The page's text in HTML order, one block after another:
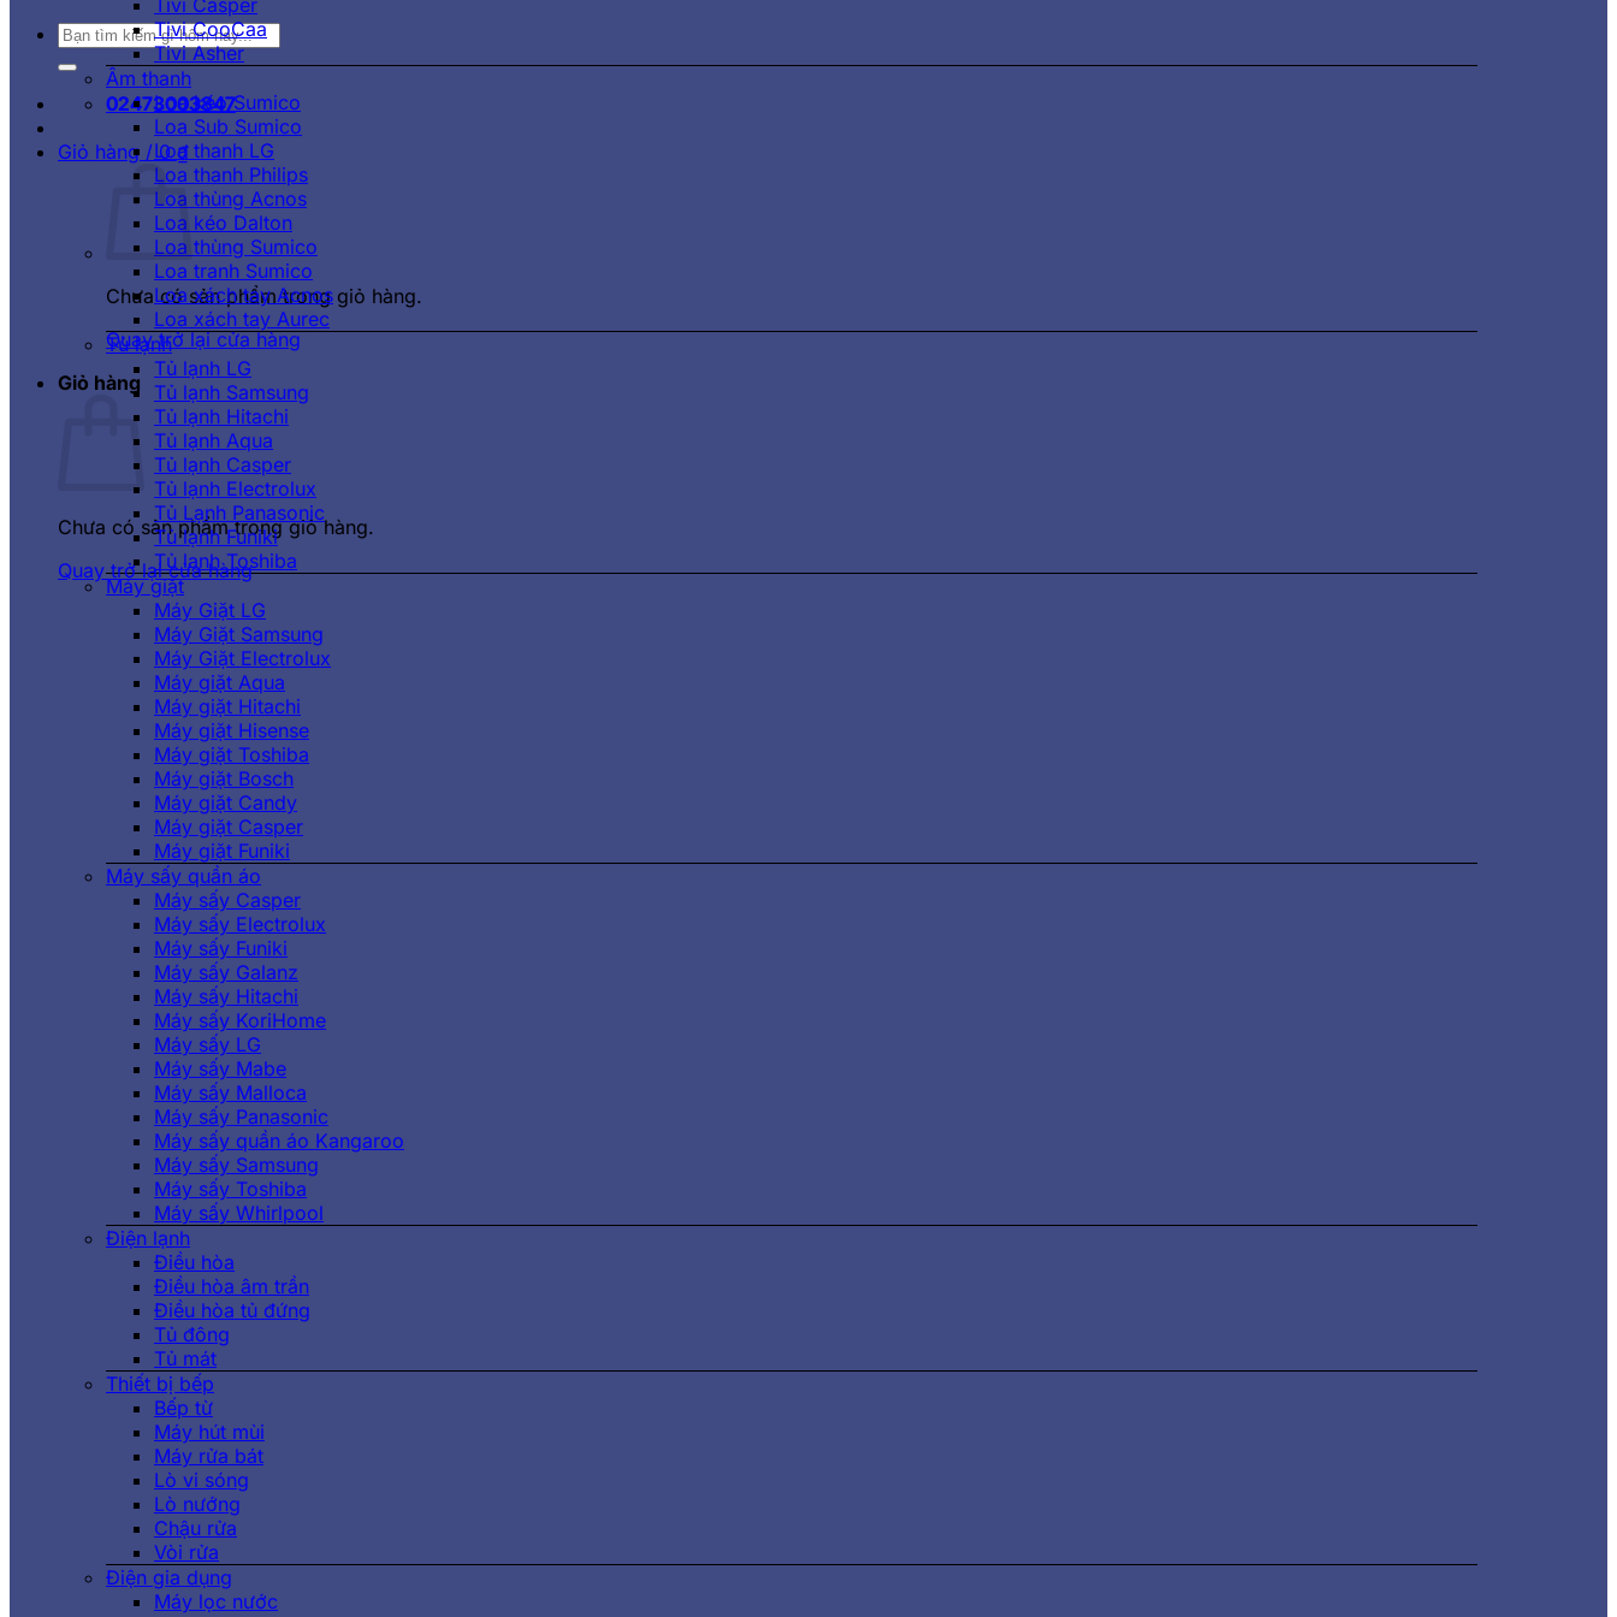
Tìm
02473003847
Giỏ hàng /0₫
Chưa có sản phẩm trong giỏ hàng.
Quay trở lại cửa hàng
Giỏ hàng
Chưa có sản phẩm trong giỏ hàng.
Quay trở lại cửa hàng
Tivi Casper
Tivi CooCaa
Tivi Asher
Âm thanh
Loa kéo Sumico
Loa Sub Sumico
Loa thanh LG
Loa thanh Philips
Loa thùng Acnos
Loa kéo Dalton
Loa thùng Sumico
Loa tranh Sumico
Loa xách tay Acnos
Loa xách tay Aurec
Tủ lạnh
Tủ lạnh LG
Tủ lạnh Samsung
Tủ lạnh Hitachi
Tủ lạnh Aqua
Tủ lạnh Casper
Tủ lạnh Electrolux
Tủ Lạnh Panasonic
Tủ lạnh Funiki
Tủ lạnh Toshiba
Máy giặt
Máy Giặt LG
Máy Giặt Samsung
Máy Giặt Electrolux
Máy giặt Aqua
Máy giặt Hitachi
Máy giặt Hisense
Máy giặt Toshiba
Máy giặt Bosch
Máy giặt Candy
Máy giặt Casper
Máy giặt Funiki
Máy sấy quần áo
Máy sấy Casper
Máy sấy Electrolux
Máy sấy Funiki
Máy sấy Galanz
Máy sấy Hitachi
Máy sấy KoriHome
Máy sấy LG
Máy sấy Mabe
Máy sấy Malloca
Máy sấy Panasonic
Máy sấy quần áo Kangaroo
Máy sấy Samsung
Máy sấy Toshiba
Máy sấy Whirlpool
Điện lạnh
Điều hòa
Điều hòa âm trần
Điều hòa tủ đứng
Tủ đông
Tủ mát
Thiết bị bếp
Bếp từ
Máy hút mùi
Máy rửa bát
Lò vi sóng
Lò nướng
Chậu rửa
Vòi rửa
Điện gia dụng
Máy lọc nước